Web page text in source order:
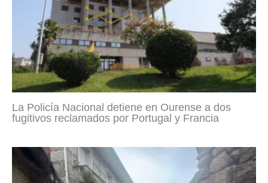
La Policía Nacional detiene en Ourense a dos
fugitivos reclamados por Portugal y Francia